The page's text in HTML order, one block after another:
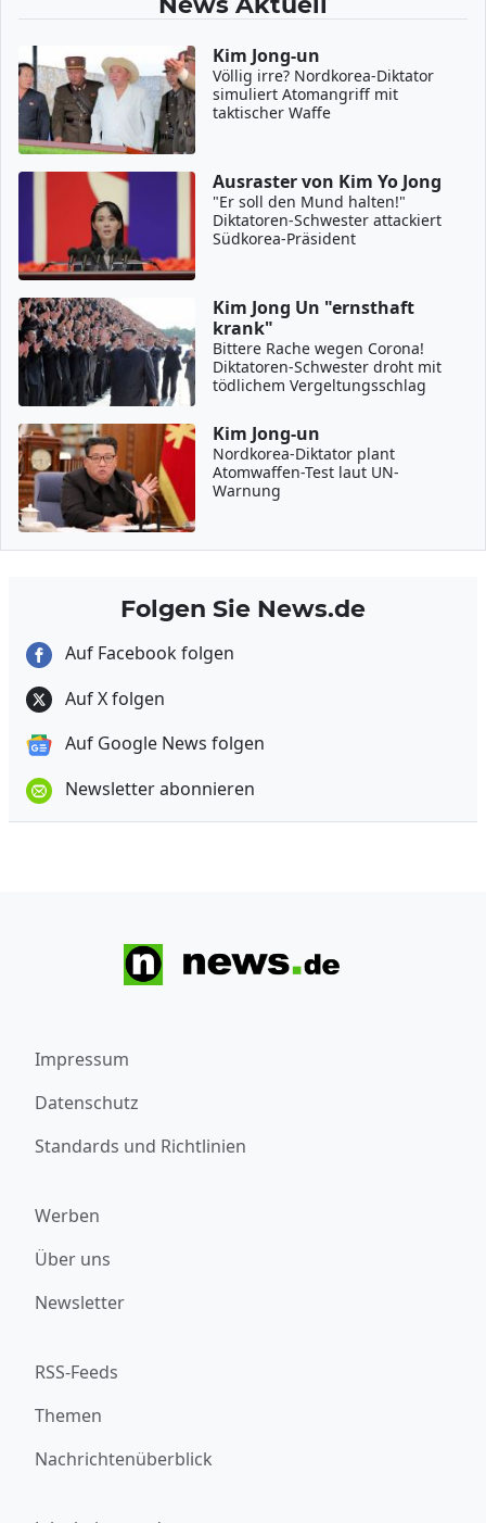
Kim Jong-un
Völlig irre? Nordkorea-Diktator
simuliert Atomangriff mit
taktischer Waffe
Ausraster von Kim Yo Jong
"Er soll den Mund halten!"
Diktatoren-Schwester attackiert
Südkorea-Präsident
Kim Jong Un "ernsthaft
krank"
Bittere Rache wegen Corona!
Diktatoren-Schwester droht mit
tödlichem Vergeltungsschlag
Kim Jong-un
Nordkorea-Diktator plant
Atomwaffen-Test laut UN-
Warnung
Folgen Sie News.de
Auf Facebook folgen
Auf X folgen
Auf Google News folgen
Newsletter abonnieren
Impressum
Datenschutz
Standards und Richtlinien
Werben
Über uns
Newsletter
RSS-Feeds
Themen
Nachrichtenüberblick